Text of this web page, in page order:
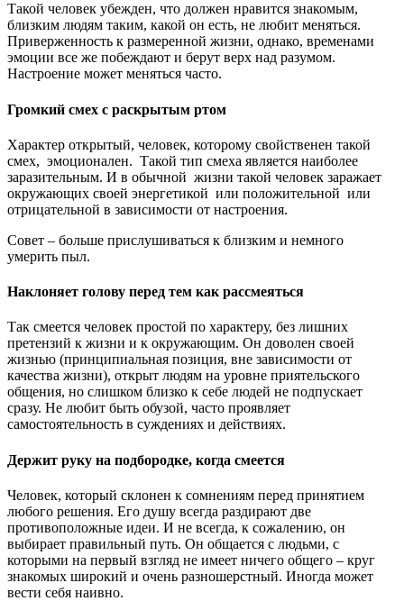
Такой человек убежден, что должен нравится знакомым,
близким людям таким, какой он есть, не любит меняться.
Приверженность к размеренной жизни, однако, временами
эмоции все же побеждают и берут верх над разумом.
Настроение может меняться часто.
Громкий смех с раскрытым ртом
Характер открытый, человек, которому свойственен такой
смех, эмоционален. Такой тип смеха является наиболее
заразительным. И в обычной жизни такой человек заражает
окружающих своей энергетикой или положительной или
отрицательной в зависимости от настроения.
Совет – больше прислушиваться к близким и немного
умерить пыл.
Наклоняет голову перед тем как рассмеяться
Так смеется человек простой по характеру, без лишних
претензий к жизни и к окружающим. Он доволен своей
жизнью (принципиальная позиция, вне зависимости от
качества жизни), открыт людям на уровне приятельского
общения, но слишком близко к себе людей не подпускает
сразу. Не любит быть обузой, часто проявляет
самостоятельность в суждениях и действиях.
Держит руку на подбородке, когда смеется
Человек, который склонен к сомнениям перед принятием
любого решения. Его душу всегда раздирают две
противоположные идеи. И не всегда, к сожалению, он
выбирает правильный путь. Он общается с людьми, с
которыми на первый взгляд не имеет ничего общего – круг
знакомых широкий и очень разношерстный. Иногда может
вести себя наивно.